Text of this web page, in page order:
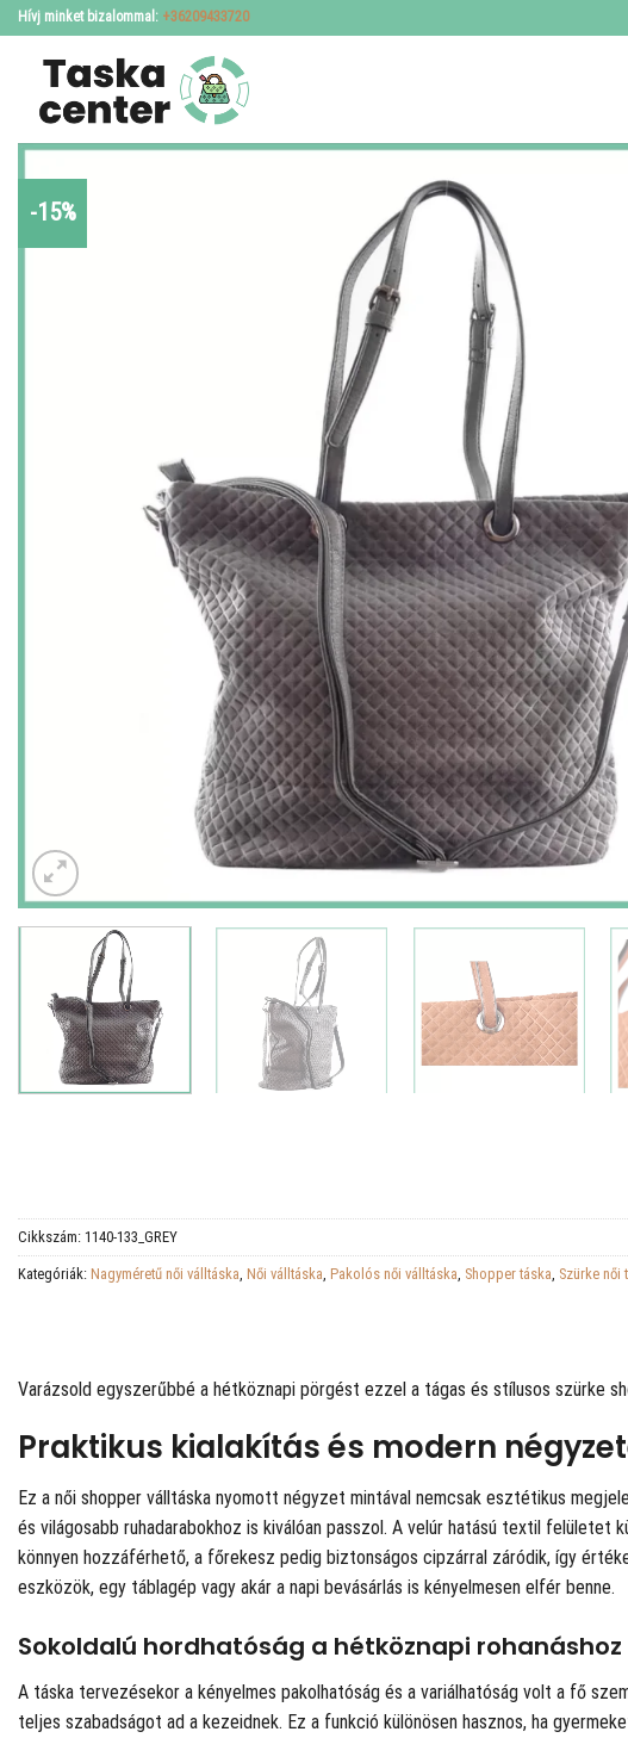
Skip
to
content
Hívj minket bizalommal: +36209433720
-15%
Cikkszám: 1140-133_GREY
Kategóriák: Nagyméretű női válltáska Női válltáska Pakolós női válltáska Shopper táska Szürke női
Varázsold egyszerűbbé a hétköznapi pörgést ezzel a tágas és stílusos szürke
Praktikus kialakítás és modern
Ez a női shopper válltáska nyomott négyzet mintával nemcsak esztétikus
és világosabb ruhadarabokhoz is kiválóan passzol. A velúr hatású textil
könnyen hozzáférhető, a főrekesz pedig biztonságos cipzárral záródik, így
eszközök, egy táblagép vagy akár a napi bevásárlás is kényelmesen elfér benne.
Sokoldalú hordhatóság a hétköznapi rohanáshoz
A táska tervezésekor a kényelmes pakolhatóság és a variálhatóság volt a fő
teljes szabadságot ad a kezeidnek. Ez a funkció különösen hasznos, ha